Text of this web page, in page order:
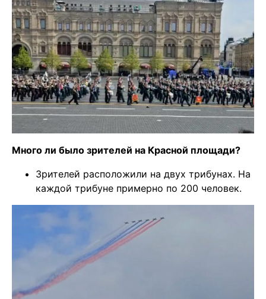
Много ли было зрителей на Красной площади?
Зрителей расположили на двух трибунах. На
каждой трибуне примерно по 200 человек.